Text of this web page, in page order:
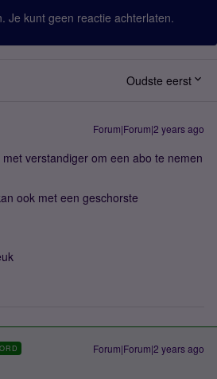
Je kunt geen reactie achterlaten.
Oudste eerst
Forum|Forum|2 years ago
verstandiger om een abo te nemen
ook met een geschorste
Forum|Forum|2 years ago